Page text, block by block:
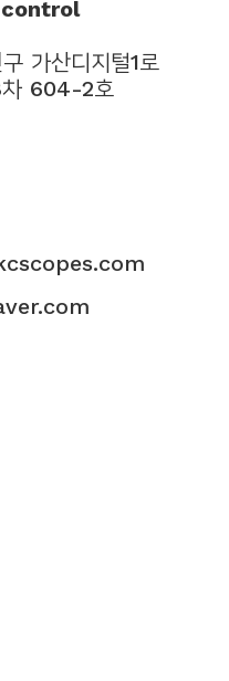
control
가산디지털1로
차 604-2호